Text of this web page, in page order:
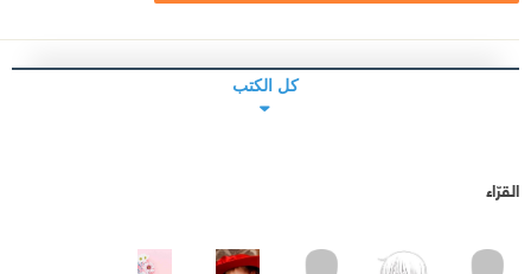
كل الكتب
القرّاء